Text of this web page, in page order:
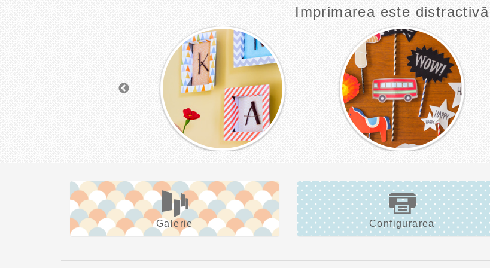
Imprimarea este
Galerie Configurarea